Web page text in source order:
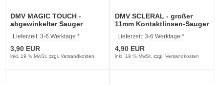
DMV MAGIC TOUCH -
abgewinkelter Sauger
Lieferzeit: 3-6 Werktage *
3,90 EUR
inkl. 19 % MwSt. zzgl. Versandkosten
DMV SCLERAL - großer
11mm Kontaktlinsen-Sauger
Lieferzeit: 3-6 Werktage *
4,90 EUR
inkl. 19 % MwSt. zzgl. Versandkosten